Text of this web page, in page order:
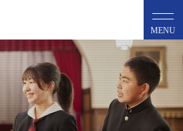
MENU